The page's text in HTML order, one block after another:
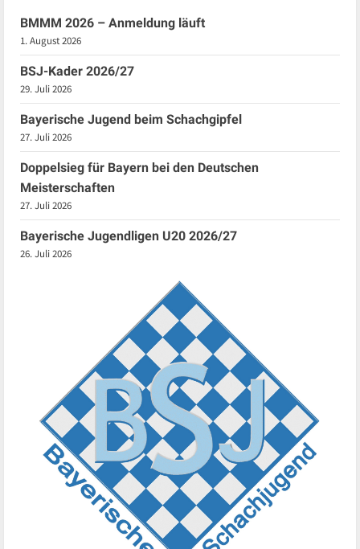
BMMM 2026 – Anmeldung läuft
1. August 2026
BSJ-Kader 2026/27
29. Juli 2026
Bayerische Jugend beim Schachgipfel
27. Juli 2026
Doppelsieg für Bayern bei den Deutschen
Meisterschaften
27. Juli 2026
Bayerische Jugendligen U20 2026/27
26. Juli 2026